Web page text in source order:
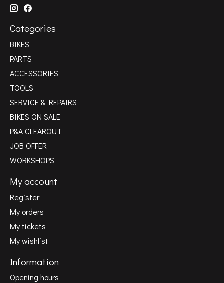
Categories
BIKES
PARTS
ACCESSORIES
TOOLS
SERVICE & REPAIRS
BIKES ON SALE
P&A CLEAROUT
JOB OFFER
WORKSHOPS
My account
Register
My orders
My tickets
My wishlist
Information
Opening hours